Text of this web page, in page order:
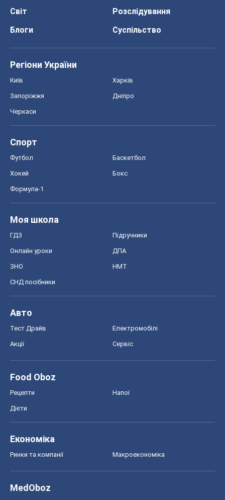
Світ
Розслідування
Блоги
Суспільство
Регіони України
Київ Харків
Запоріжжя Дніпро
Черкаси
Спорт
Футбол Баскетбол
Хокей Бокс
Формула-1
Моя школа
ГДЗ Підручники
Онлайн уроки ДПА
ЗНО НМТ
СНД посібники
Авто
Тест Драйв Електромобілі
Акції Сервіс
Food Oboz
Рецепти Напої
Дієти
Економіка
Ринки та компанії Макроекономіка
MedOboz